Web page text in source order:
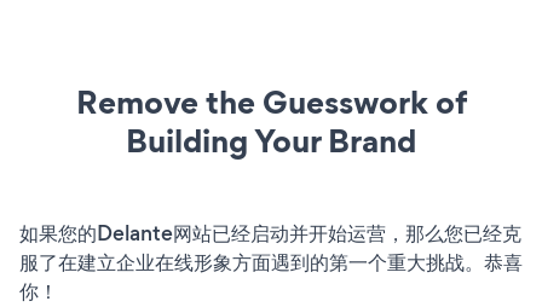
Remove the Guesswork of
Building Your Brand
如果您的Delante网站已经启动并开始运营，那么您已经克
服了在建立企业在线形象方面遇到的第一个重大挑战。恭喜
你！